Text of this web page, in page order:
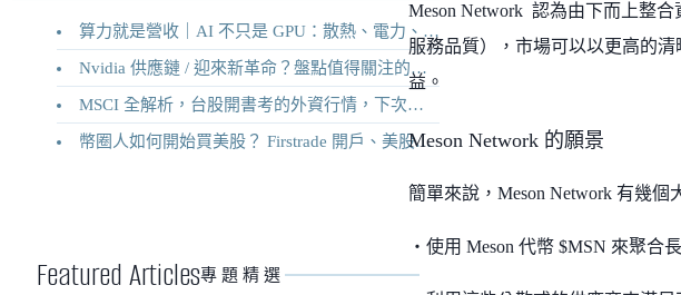
算力就是營收｜AI 不只是 GPU：散熱、電力、機械結構與台股供應鏈
Nvidia 供應鏈 / 迎來新革命？盤點值得關注的二十家供應鏈企業
MSCI 全解析，台股開書考的外資行情，下次調整你準備好了嗎？
幣圈人如何開始買美股？ Firstrade 開戶、美股交易機制完整教學
Featured Articles專題精選
Meson Network 認為由下而上整
服務品質），市場可以以更高的
益。
Meson Network 的願景
簡單來說，Meson Network 有幾個
・使用 Meson 代幣 $MSN 來聚合